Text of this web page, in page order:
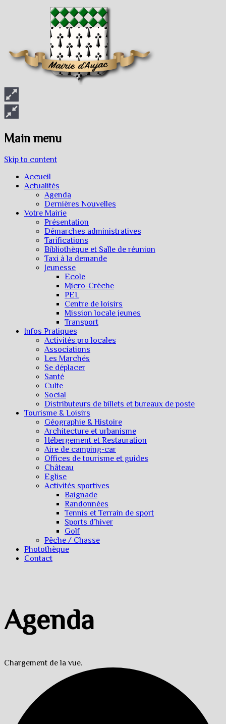
Main menu
Skip to content
Accueil
Actualités
Agenda
Dernières Nouvelles
Votre Mairie
Présentation
Démarches administratives
Tarifications
Bibliothèque et Salle de réunion
Taxi à la demande
Jeunesse
Ecole
Micro-Crèche
PEL
Centre de loisirs
Mission locale jeunes
Transport
Infos Pratiques
Activités pro locales
Associations
Les Marchés
Se déplacer
Santé
Culte
Social
Distributeurs de billets et bureaux de poste
Tourisme & Loisirs
Géographie & Histoire
Architecture et urbanisme
Hébergement et Restauration
Aire de camping-car
Offices de tourisme et guides
Château
Eglise
Activités sportives
Baignade
Randonnées
Tennis et Terrain de sport
Sports d’hiver
Golf
Pêche / Chasse
Photothèque
Contact
Agenda
Chargement de la vue.